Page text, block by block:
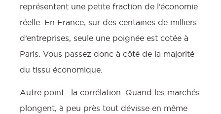
représentent une petite fraction de l’économie
réelle. En France, sur des centaines de milliers
d’entreprises, seule une poignée est cotée à
Paris. Vous passez donc à côté de la majorité
du tissu économique.
Autre point : la corrélation. Quand les marchés
plongent, à peu près tout dévisse en même